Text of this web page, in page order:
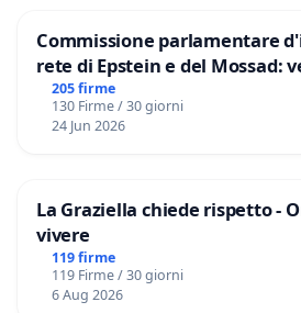
Commissione parlamentare
rete di Epstein e del Mossad:
Files
205 firme
130 Firme / 30 giorni
24 Jun 2026
La Graziella chiede rispetto -
vivere
119 firme
119 Firme / 30 giorni
6 Aug 2026